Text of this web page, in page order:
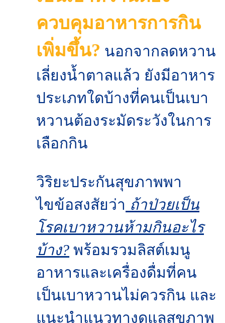
ควบคุมอาหารการกิน
เพิ่มขึ้น? นอกจากลดหวาน
เลี่ยงน้ำตาลแล้ว ยังมีอาหาร
ประเภทใดบ้างที่คนเป็นเบา
หวานต้องระมัดระวังในการ
เลือกกิน
วิริยะประกันสุขภาพพา
ไขข้อสงสัยว่า ถ้าป่วยเป็น
โรคเบาหวานห้ามกินอะไร
บ้าง? พร้อมรวมลิสต์เมนู
อาหารและเครื่องดื่มที่คน
เป็นเบาหวานไม่ควรกิน และ
แนะนำแนวทางดูแลสุขภาพ